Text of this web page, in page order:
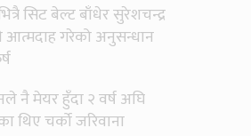
सिट बेल्ट बाँधेर सुरेशचन्द्र
आत्मदाह गरेको अनुसन्धान
नै मेयर हुँदा २ वर्ष अघि
थिए चर्को जरिवाना